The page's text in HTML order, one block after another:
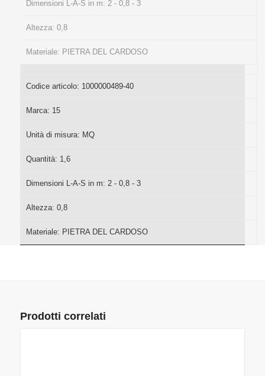
Dimensioni L-A-S in m: 2 - 0,8 - 3
Altezza: 0,8
Materiale: PIETRA DEL CARDOSO
Codice articolo: 1000000489-40
Marca: 15
Unità di misura: MQ
Quantità: 1,6
Dimensioni L-A-S in m: 2 - 0,8 - 3
Altezza: 0,8
Materiale: PIETRA DEL CARDOSO
Prodotti correlati